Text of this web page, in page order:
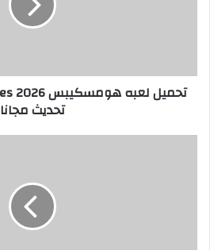
تحديث مجانا